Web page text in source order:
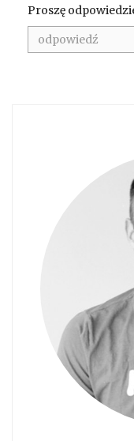
Proszę